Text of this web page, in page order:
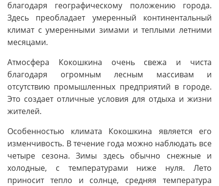
благодаря географическому положению города.
Здесь преобладает умеренный континентальный
климат с умеренными зимами и теплыми летними
месяцами.
Атмосфера Кокошкина очень свежа и чиста
благодаря огромным лесным массивам и
отсутствию промышленных предприятий в городе.
Это создает отличные условия для отдыха и жизни
жителей.
Особенностью климата Кокошкина является его
изменчивость. В течение года можно наблюдать все
четыре сезона. Зимы здесь обычно снежные и
холодные, с температурами ниже нуля. Лето
приносит тепло и солнце, средняя температура